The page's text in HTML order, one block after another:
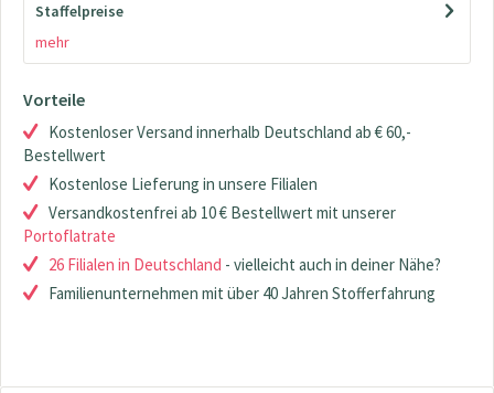
Staffelpreise
mehr
Vorteile
Kostenloser Versand innerhalb Deutschland ab € 60,-
Bestellwert
Kostenlose Lieferung in unsere Filialen
Versandkostenfrei ab 10 € Bestellwert mit unserer
Portoflatrate
26 Filialen in Deutschland - vielleicht auch in deiner Nähe?
Familienunternehmen mit über 40 Jahren Stofferfahrung